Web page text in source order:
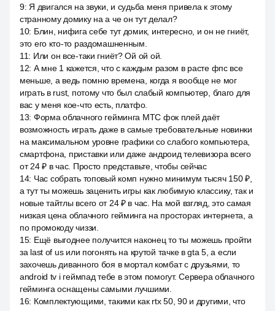
9: Я двигался на звуки, и судьба меня привела к этому
странному домику на а че он тут делал?
10: Блин, нифига себе тут домик, интересно, и он не гниёт,
это его кто-то раздомашненным.
11: Или он все-таки гниёт? Ой ой ой.
12: А мне 1 кажется, что с каждым разом в расте фпс все
меньше, а ведь помню времена, когда я вообще не мог
играть в rust, потому что был слабый компьютер, благо для
вас у меня кое-что есть, платфо.
13: Форма облачного гейминга МТС фок плей даёт
возможность играть даже в самые требовательные новинки
на максимальном уровне графики со слабого компьютера,
смартфона, приставки или даже андроид телевизора всего
от 24 ₽ в час. Просто представьте, чтобы сейчас
14: Час собрать топовый комп нужно минимум тысяч 150 ₽,
а тут ты можешь заценить игры как любимую классику, так и
новые тайтлы всего от 24 ₽ в час. На мой взгляд, это самая
низкая цена облачного гейминга на просторах интернета, а
по промокоду чиззи.
15: Ещё выгоднее получится наконец то ты можешь пройти
за last of us или погонять на крутой тачке в gta 5, а если
захочешь диванного боя в мортал комбат с друзьями, то
android tv i геймпад тебе в этом помогут. Сервера облачного
гейминга оснащены самыми лучшими.
16: Комплектующими, такими как rtx 50, 90 и другими, что